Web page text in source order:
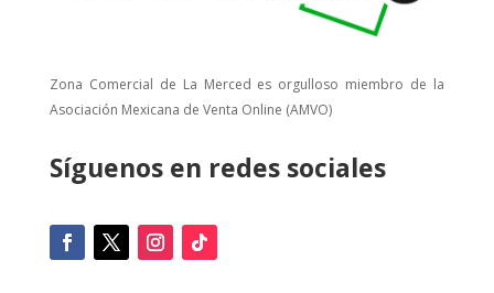
Zona Comercial de La Merced es orgulloso miembro de la
Asociación Mexicana de Venta Online (AMVO)
Síguenos en redes sociales